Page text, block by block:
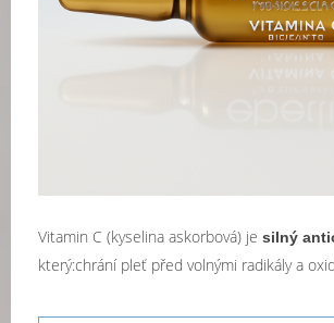
Vitamin C (kyselina askorbová) je silný
který:chrání pleť před volnými radikály a